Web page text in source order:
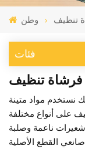
وطن تنظيف
فئات
فرشاة تنظيف
نستخدم مواد متينة
على أنواع مختلفة
شعيرات ناعمة وصلبة
القطع الأصلية